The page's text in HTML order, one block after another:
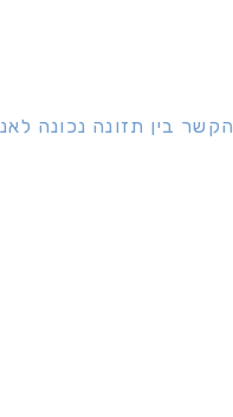
הקשר בין תזונה נכונה